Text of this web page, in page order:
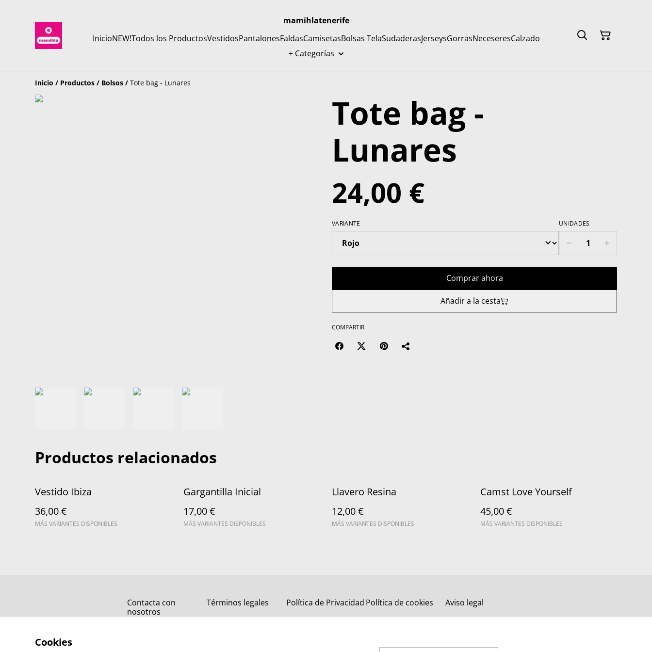
mamihlatenerife
InicioNEW!Todos los ProductosVestidosPantalonesFaldasCamisetasBolsas TelaSudaderasJerseysGorrasNeceseresCalzado
+ Categorías
Inicio / Productos / Bolsos / Tote bag - Lunares
Tote bag -
Lunares
24,00 €
VARIANTE UNIDADES
Comprar ahora
Añadir a la cesta
COMPARTIR
Productos relacionados
Vestido Ibiza
36,00 €
MÁS VARIANTES DISPONIBLES
Gargantilla Inicial
17,00 €
MÁS VARIANTES DISPONIBLES
Llavero Resina
12,00 €
MÁS VARIANTES DISPONIBLES
Camst Love Yourself
45,00 €
MÁS VARIANTES DISPONIBLES
Contacta con
nosotros
Términos legales Política de Privacidad Política de cookies Aviso legal
Cookies